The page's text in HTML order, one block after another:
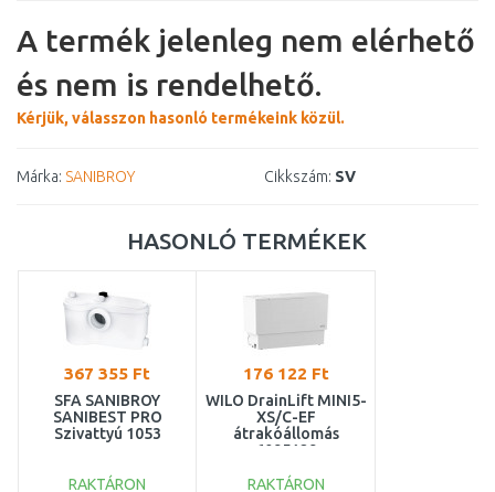
A termék jelenleg nem elérhető
és nem is rendelhető.
Kérjük, válasszon hasonló termékeink közül.
Márka: SANIBROY Cikkszám: SV
HASONLÓ TERMÉKEK
367 355 Ft
SFA SANIBROY
SANIBEST PRO
Szivattyú 1053
RAKTÁRON
176 122 Ft
WILO DrainLift MINI5-
XS/C-EF
átrakóállomás
6095129
RAKTÁRON